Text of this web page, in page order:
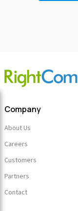
Company
About Us
Careers
Customers
Partners
Contact